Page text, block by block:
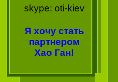
skype: oti-kiev
Я хочу стать
партнером
Хао Ган!